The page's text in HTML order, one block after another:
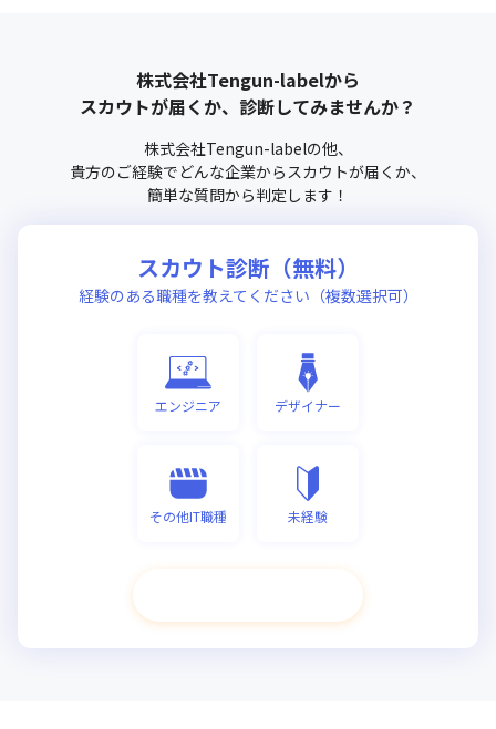
株式会社Tengun-labelから
スカウトが届くか、診断してみませんか？
株式会社Tengun-labelの他、
貴方のご経験でどんな企業からスカウトが届くか、
簡単な質問から判定します！
スカウト診断（無料）
経験のある職種を教えてください（複数選択可）
エンジニア デザイナー
その他IT職種 未経験